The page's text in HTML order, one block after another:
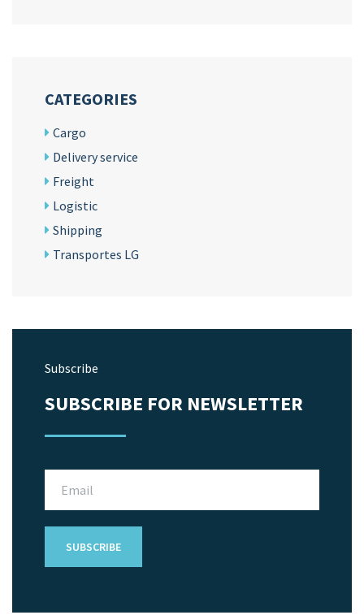
CATEGORIES
Cargo
Delivery service
Freight
Logistic
Shipping
Transportes LG
Subscribe
SUBSCRIBE FOR NEWSLETTER